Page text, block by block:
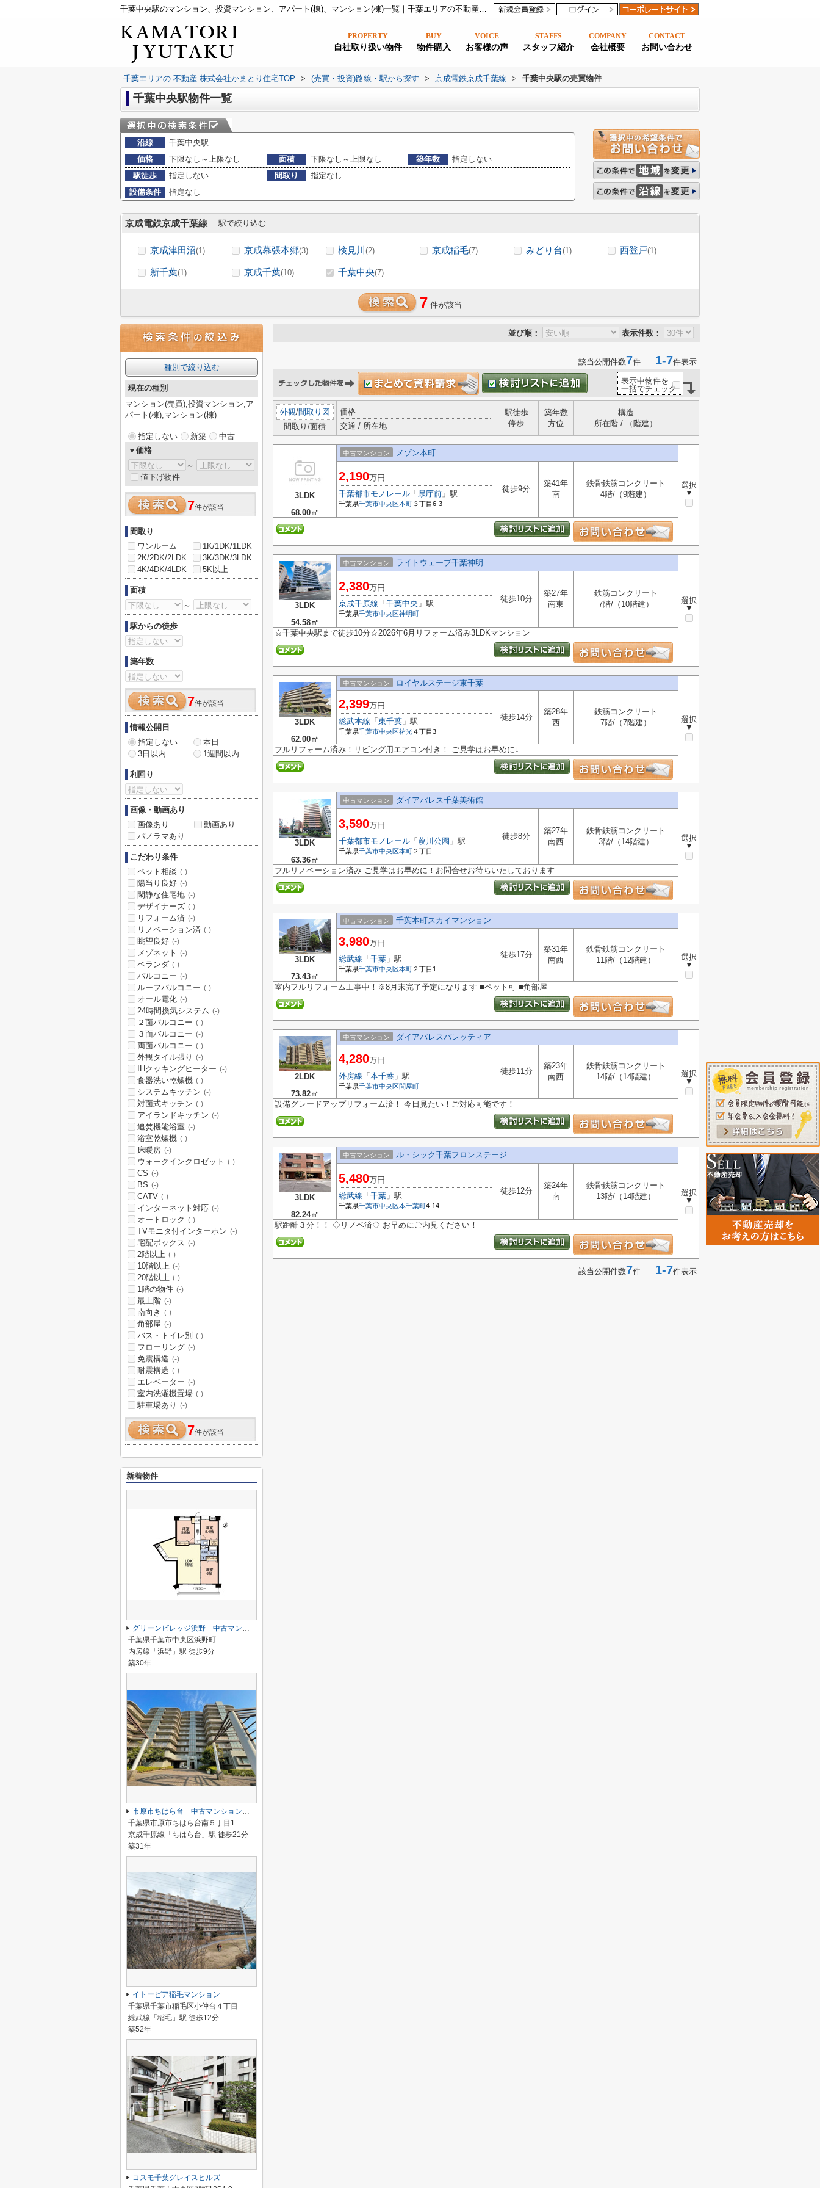
千葉中央駅のマンション、投資マンション、アパート(棟)、マンション(棟)一覧｜千葉エリアの不動産なら株式会社かまとり住宅
PROPERTY
自社取り扱い物件
BUY
物件購入
VOICE
お客様の声
STAFFS
スタッフ紹介
COMPANY
会社概要
CONTACT
お問い合わせ
千葉エリアの 不動産 株式会社かまとり住宅TOP > (売買・投資)路線・駅から探す > 京成電鉄京成千葉線 > 千葉中央駅の売買物件
千葉中央駅物件一覧
沿線
千葉中央駅
価格
下限なし～上限なし 面積 下限なし～上限なし 築年数
指定しない
駅徒歩
指定しない 間取り
指定なし
設備条件
指定なし
京成電鉄京成千葉線 駅で絞り込む
京成津田沼(1) 京成幕張本郷(3) 検見川 (2) 京成稲毛(7) みどり台(1) 西登戸(1)
新千葉(1) 京成千葉(10) 千葉中央(7)
7 件が該当
並び順： 表示件数：
該当公開件数7件 1-7件表示
表示中物件を
一括でチェック
外観/間取り図
間取り/面積
価格
交通 / 所在地
駅徒歩
停歩
築年数
方位
構造
所在階 / （階建）
3LDK
68.00㎡
中古マンション メゾン本町
選択
▼
2,190万円
千葉都市モノレール 「 県庁前 」駅
千葉県千葉市中央区本町３丁目6-3
徒歩9分
築41年
南
鉄骨鉄筋コンクリート
4階/（9階建）
3LDK
54.58㎡
中古マンション ライトウェーブ千葉神明
選択
▼
2,380万円
京成千原線 「 千葉中央 」駅
千葉県千葉市中央区神明町
徒歩10分
築27年
南東
鉄筋コンクリート
7階/（10階建）
☆千葉中央駅まで徒歩10分☆2026年6月リフォーム済み3LDKマンション
3LDK
62.00㎡
中古マンション ロイヤルステージ東千葉
選択
▼
2,399万円
総武本線 「 東千葉 」駅
千葉県千葉市中央区祐光４丁目3
徒歩14分
築28年
西
鉄筋コンクリート
7階/（7階建）
フルリフォーム済み！リビング用エアコン付き！ ご見学はお早めに↓
3LDK
63.36㎡
中古マンション ダイアパレス千葉美術館
選択
▼
3,590万円
千葉都市モノレール 「 葭川公園 」駅
千葉県千葉市中央区本町 ２丁目
徒歩8分
築27年
南西
鉄骨鉄筋コンクリート
3階/（14階建）
フルリノベーション済み ご見学はお早めに！お問合せお待ちいたしております
3LDK
73.43㎡
中古マンション 千葉本町スカイマンション
選択
▼
3,980万円
総武線 「 千葉 」駅
千葉県千葉市中央区本町 ２丁目1
徒歩17分
築31年
南西
鉄骨鉄筋コンクリート
11階/（12階建）
室内フルリフォーム工事中！※8月末完了予定になります ■ペット可 ■角部屋
2LDK
73.82㎡
中古マンション ダイアパレスパレッティア
選択
▼
4,280万円
外房線 「 本千葉 」駅
千葉県千葉市中央区問屋町
徒歩11分
築23年
南西
鉄骨鉄筋コンクリート
14階/（14階建）
設備グレードアップリフォーム済！ 今日見たい！ご対応可能です！
3LDK
82.24㎡
中古マンション ル・シック千葉フロンステージ
選択
▼
5,480万円
総武線 「 千葉 」駅
千葉県千葉市中央区本千葉町4-14
徒歩12分
築24年
南
鉄骨鉄筋コンクリート
13階/（14階建）
駅距離３分！！ ◇リノベ済◇ お早めにご内見ください！
該当公開件数7件 1-7件表示
種別で絞り込む
現在の種別
マンション(売買),投資マンション,ア
パート(棟),マンション(棟)
指定しない 新築
中古
▼価格
～
値下げ物件
7件が該当
間取り
ワンルーム
1K/1DK/1LDK
2K/2DK/2LDK
3K/3DK/3LDK
4K/4DK/4LDK
5K以上
面積
～
駅からの徒歩
築年数
7件が該当
情報公開日
指定しない
本日
3日以内
1週間以内
利回り
画像・動画あり
画像あり
動画あり
パノラマあり
こだわり条件
ペット相談 (-)
陽当り良好 (-)
閑静な住宅地 (-)
デザイナーズ (-)
リフォーム済 (-)
リノベーション済 (-)
眺望良好 (-)
メゾネット (-)
ベランダ (-)
バルコニー (-)
ルーフバルコニー (-)
オール電化 (-)
24時間換気システム (-)
２面バルコニー (-)
３面バルコニー (-)
両面バルコニー (-)
外観タイル張り (-)
IHクッキングヒーター (-)
食器洗い乾燥機 (-)
システムキッチン (-)
対面式キッチン (-)
アイランドキッチン (-)
追焚機能浴室 (-)
浴室乾燥機 (-)
床暖房 (-)
ウォークインクロゼット (-)
CS (-)
BS (-)
CATV (-)
インターネット対応 (-)
オートロック (-)
TVモニタ付インターホン (-)
宅配ボックス (-)
2階以上 (-)
10階以上 (-)
20階以上 (-)
1階の物件 (-)
最上階 (-)
南向き (-)
角部屋 (-)
バス・トイレ別 (-)
フローリング (-)
免震構造 (-)
耐震構造 (-)
エレベーター (-)
室内洗濯機置場 (-)
駐車場あり (-)
7件が該当
新着物件
グリーンビレッジ浜野 中古マンション
千葉県千葉市中央区浜野町
内房線「浜野」駅 徒歩9分
築30年
市原市ちはら台 中古マンション アーバンデュオちはら台
千葉県市原市ちはら台南５丁目1
京成千原線「ちはら台」駅 徒歩21分
築31年
イトーピア稲毛マンション
千葉県千葉市稲毛区小仲台４丁目
総武線「稲毛」駅 徒歩12分
築52年
コスモ千葉グレイスヒルズ